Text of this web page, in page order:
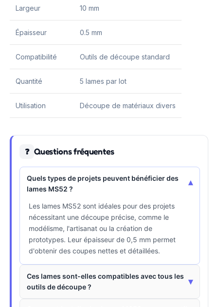
Largeur 10 mm
Épaisseur 0.5 mm
Compatibilité Outils de découpe standard
Quantité 5 lames par lot
Utilisation Découpe de matériaux divers
❓ Questions fréquentes
Quels types de projets peuvent bénéficier des
lames MS52 ?
▾
Les lames MS52 sont idéales pour des projets
nécessitant une découpe précise, comme le
modélisme, l'artisanat ou la création de
prototypes. Leur épaisseur de 0,5 mm permet
d'obtenir des coupes nettes et détaillées.
Ces lames sont-elles compatibles avec tous les
outils de découpe ?
▾